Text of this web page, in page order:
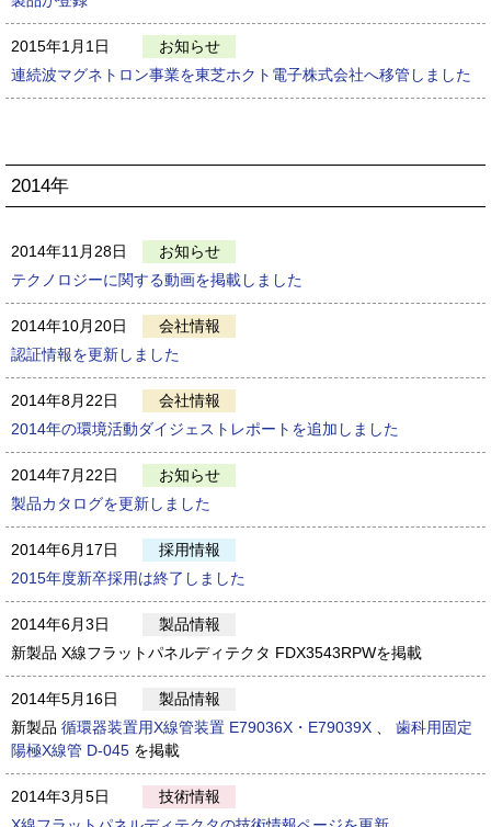
2015年1月1日
お知らせ
連続波マグネトロン事業を東芝ホクト電子株式会社へ移管しました
2014年
2014年11月28日
お知らせ
テクノロジーに関する動画を掲載しました
2014年10月20日
会社情報
認証情報を更新しました
2014年8月22日
会社情報
2014年の環境活動ダイジェストレポートを追加しました
2014年7月22日
お知らせ
製品カタログを更新しました
2014年6月17日
採用情報
2015年度新卒採用は終了しました
2014年6月3日
製品情報
新製品 X線フラットパネルディテクタ FDX3543RPWを掲載
2014年5月16日
製品情報
新製品 循環器装置用X線管装置 E79036X・E79039X
歯科用固定
陽極X線管 D-045 を掲載
2014年3月5日
技術情報